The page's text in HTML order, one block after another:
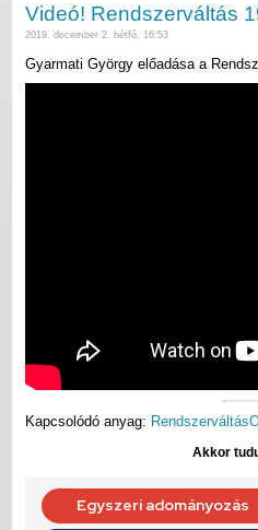
Videó! Rendszerváltás
2019. december 2. hétfő, 16:53
Gyarmati György előadása a
Kapcsolódó anyag:
Akkor